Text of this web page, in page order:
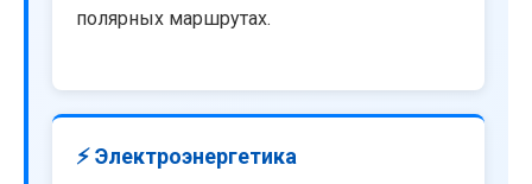
полярных маршрутах.
⚡ Электроэнергетика